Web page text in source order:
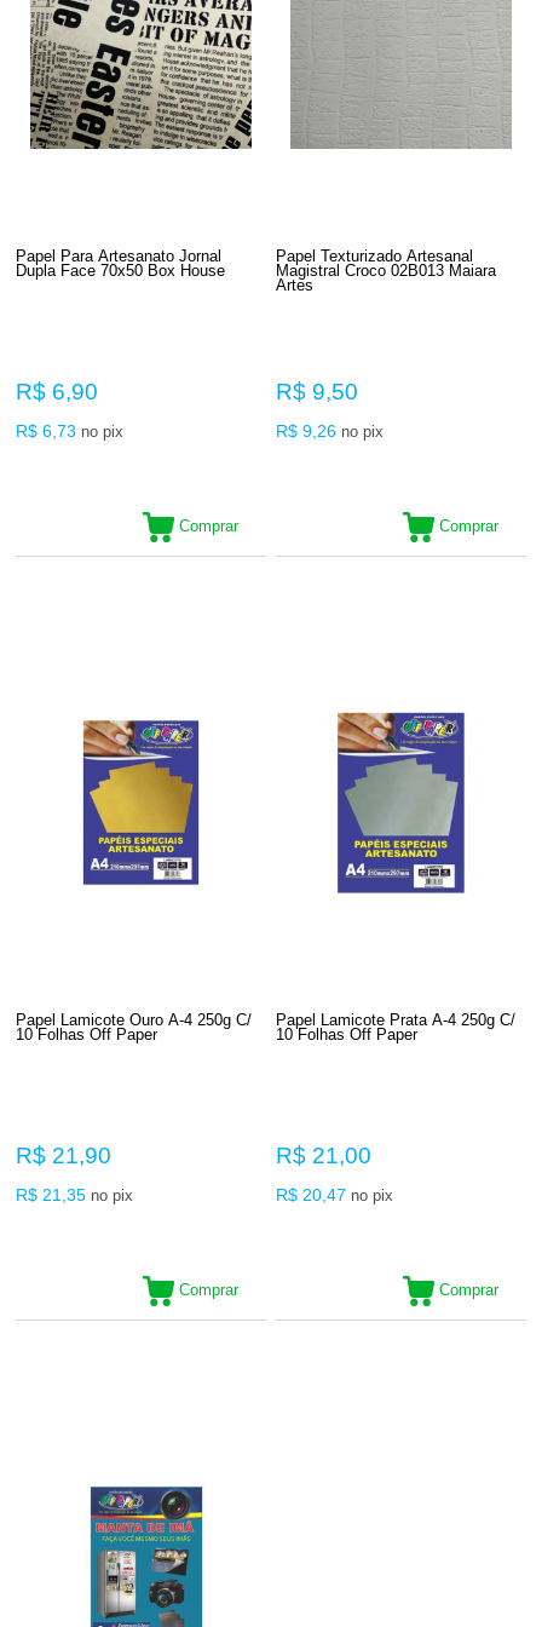
Papel Para Artesanato Jornal
Dupla Face 70x50 Box House
R$ 6,90
R$ 6,73 no pix
Comprar
Papel Texturizado Artesanal
Magistral Croco 02B013 Maiara
Artes
R$ 9,50
R$ 9,26 no pix
Comprar
Papel Lamicote Ouro A-4 250g C/
10 Folhas Off Paper
R$ 21,90
R$ 21,35 no pix
Comprar
Papel Lamicote Prata A-4 250g C/
10 Folhas Off Paper
R$ 21,00
R$ 20,47 no pix
Comprar